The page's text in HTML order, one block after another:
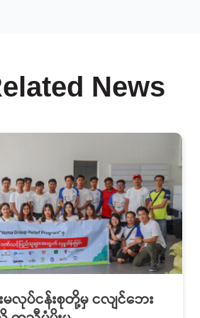
News
လုပ်ငန်းစုတို့မှ ငလျင်ဘေး